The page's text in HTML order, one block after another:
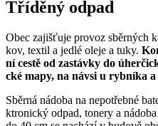
Tří­dě­ný od­pad
O­bec za­jiš­ťu­je pro­voz sběr­ných
kov, textil a jedlé oleje a tuky.
ní ces­tě od za­stáv­ky do
cké ma­py, na návsi u rybníka
Sběr­ná ná­do­ba na nepotřebné
ktro­ni­c­ký od­pad, tonery a